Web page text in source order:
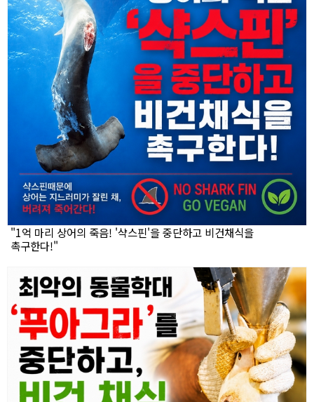
"1억 마리 상어의 죽음! '샥스핀'을 중단하고 비건채식을
촉구한다!"